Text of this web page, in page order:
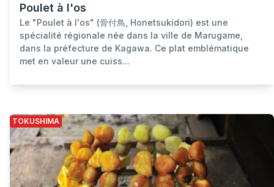
Poulet à l'os
Le "Poulet à l'os" (骨付鳥, Honetsukidori) est une
spécialité régionale née dans la ville de Marugame,
dans la préfecture de Kagawa. Ce plat emblématique
met en valeur une cuiss...
TOKUSHIMA